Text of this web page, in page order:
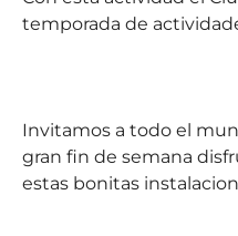
temporada de
Invitamos a todo el
gran fin de semana
estas bonitas